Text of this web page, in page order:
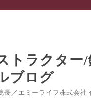
／エミーライフ株式会社